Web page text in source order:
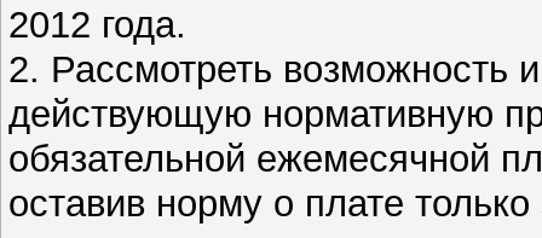
2012 года.
2. Рассмотреть возможность
действующую нормативную
обязательной ежемесячной
оставив норму о плате